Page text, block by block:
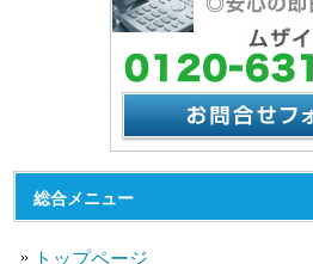
総合メニュー
トップページ